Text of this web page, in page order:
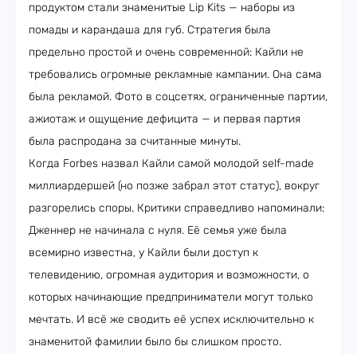
продуктом стали знаменитые Lip Kits — наборы из
помады и карандаша для губ. Стратегия была
предельно простой и очень современной: Кайли не
требовались огромные рекламные кампании. Она сама
была рекламой. Фото в соцсетях, ограниченные партии,
ажиотаж и ощущение дефицита — и первая партия
была распродана за считанные минуты.
Когда Forbes назвал Кайли самой молодой self-made
миллиардершей (но позже забрал этот статус), вокруг
разгорелись споры. Критики справедливо напоминали:
Дженнер не начинала с нуля. Её семья уже была
всемирно известна, у Кайли были доступ к
телевидению, огромная аудитория и возможности, о
которых начинающие предприниматели могут только
мечтать. И всё же сводить её успех исключительно к
знаменитой фамилии было бы слишком просто.